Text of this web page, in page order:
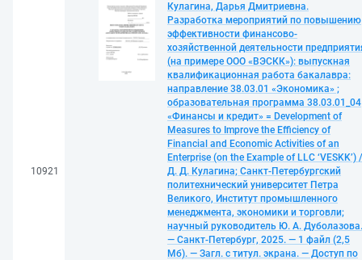
10921
Кулагина, Дарья Дмитриевна.
Разработка мероприятий по повышению
эффективности финансово-
хозяйственной деятельности
(на примере ООО «ВЭСКК»): выпускная
квалификационная работа бакалавра:
направление 38.03.01 «Экономика» ;
образовательная программа 38.03.01_04
«Финансы и кредит» = Development of
Measures to Improve the Efficiency of
Financial and Economic Activities of an
Enterprise (on the Example of LLC ‘VESKK’) /
Д. Д. Кулагина; Санкт-Петербургский
политехнический университет Петра
Великого, Институт промышленного
менеджмента, экономики и торговли;
научный руководитель Ю. А. Дуболазова.
— Санкт-Петербург, 2025. — 1 файл (2,5
Мб). — Загл. с титул. экрана. — Доступ по